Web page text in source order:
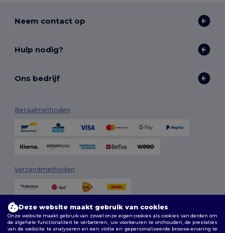
Neem contact op
Hulp nodig?
Ons bedrijf
Betaalmethoden
Verzendmethoden
Deze website maakt gebruik van cookies
Onze website maakt gebruik van zowel onze eigen cookies als cookies van derden om
de algehele functionaliteit te verbeteren, uw voorkeuren te onthouden, de prestaties
van de website te analyseren en een vlotte en gepersonaliseerde browse-ervaring te